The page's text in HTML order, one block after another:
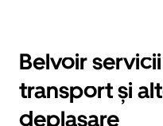
Belvoir
transport și
deplasare